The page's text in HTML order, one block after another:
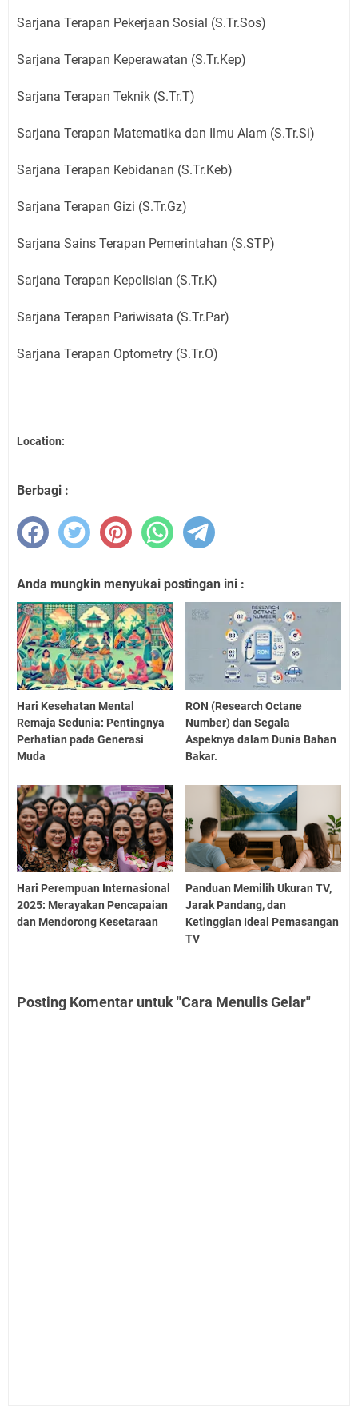
Sarjana Terapan Pekerjaan Sosial (S.Tr.Sos)
Sarjana Terapan Keperawatan (S.Tr.Kep)
Sarjana Terapan Teknik (S.Tr.T)
Sarjana Terapan Matematika dan Ilmu Alam (S.Tr.Si)
Sarjana Terapan Kebidanan (S.Tr.Keb)
Sarjana Terapan Gizi (S.Tr.Gz)
Sarjana Sains Terapan Pemerintahan (S.STP)
Sarjana Terapan Kepolisian (S.Tr.K)
Sarjana Terapan Pariwisata (S.Tr.Par)
Sarjana Terapan Optometry (S.Tr.O)
Location:
Berbagi :
Anda mungkin menyukai postingan ini :
Hari Kesehatan Mental
Remaja Sedunia: Pentingnya
Perhatian pada Generasi
Muda
RON (Research Octane
Number) dan Segala
Aspeknya dalam Dunia Bahan
Bakar.
Hari Perempuan Internasional
2025: Merayakan Pencapaian
dan Mendorong Kesetaraan
Panduan Memilih Ukuran TV,
Jarak Pandang, dan
Ketinggian Ideal Pemasangan
TV
Posting Komentar untuk "Cara Menulis Gelar"